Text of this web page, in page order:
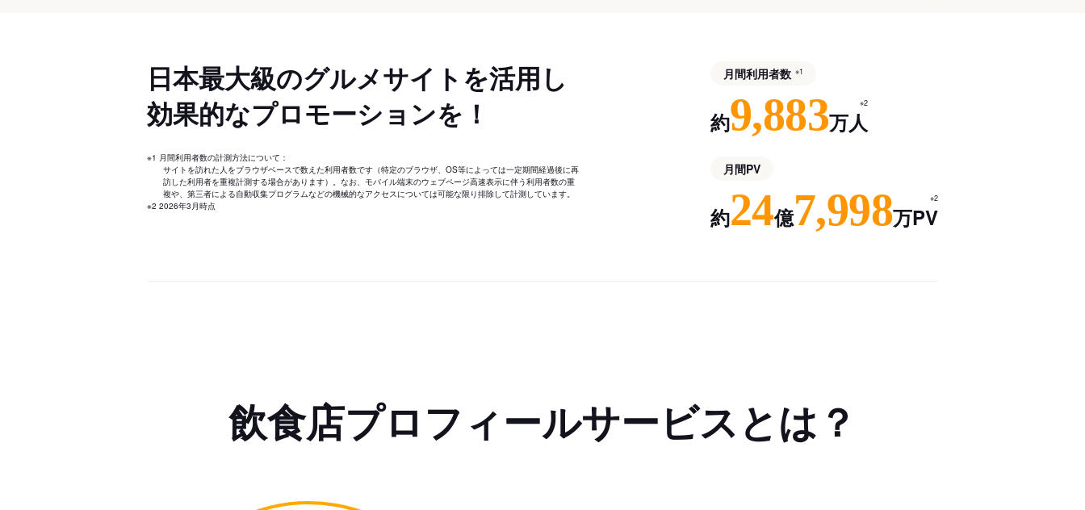
日本最大級のグルメサイトを活用し
効果的なプロモーションを！
※1 月間利用者数の計測方法について：
サイトを訪れた人をブラウザベースで数えた利用者数です（特定のブラウザ、OS等によっては一定期間経過後に再
訪した利用者を重複計測する場合があります）。なお、モバイル端末のウェブページ高速表示に伴う利用者数の重
複や、第三者による自動収集プログラムなどの機械的なアクセスについては可能な限り排除して計測しています。
※2 2026年3月時点
月間利用者数 ※1
約9,883万人
※2
月間PV
約24億7,998万PV
※2
飲食店プロフィールサービスとは？